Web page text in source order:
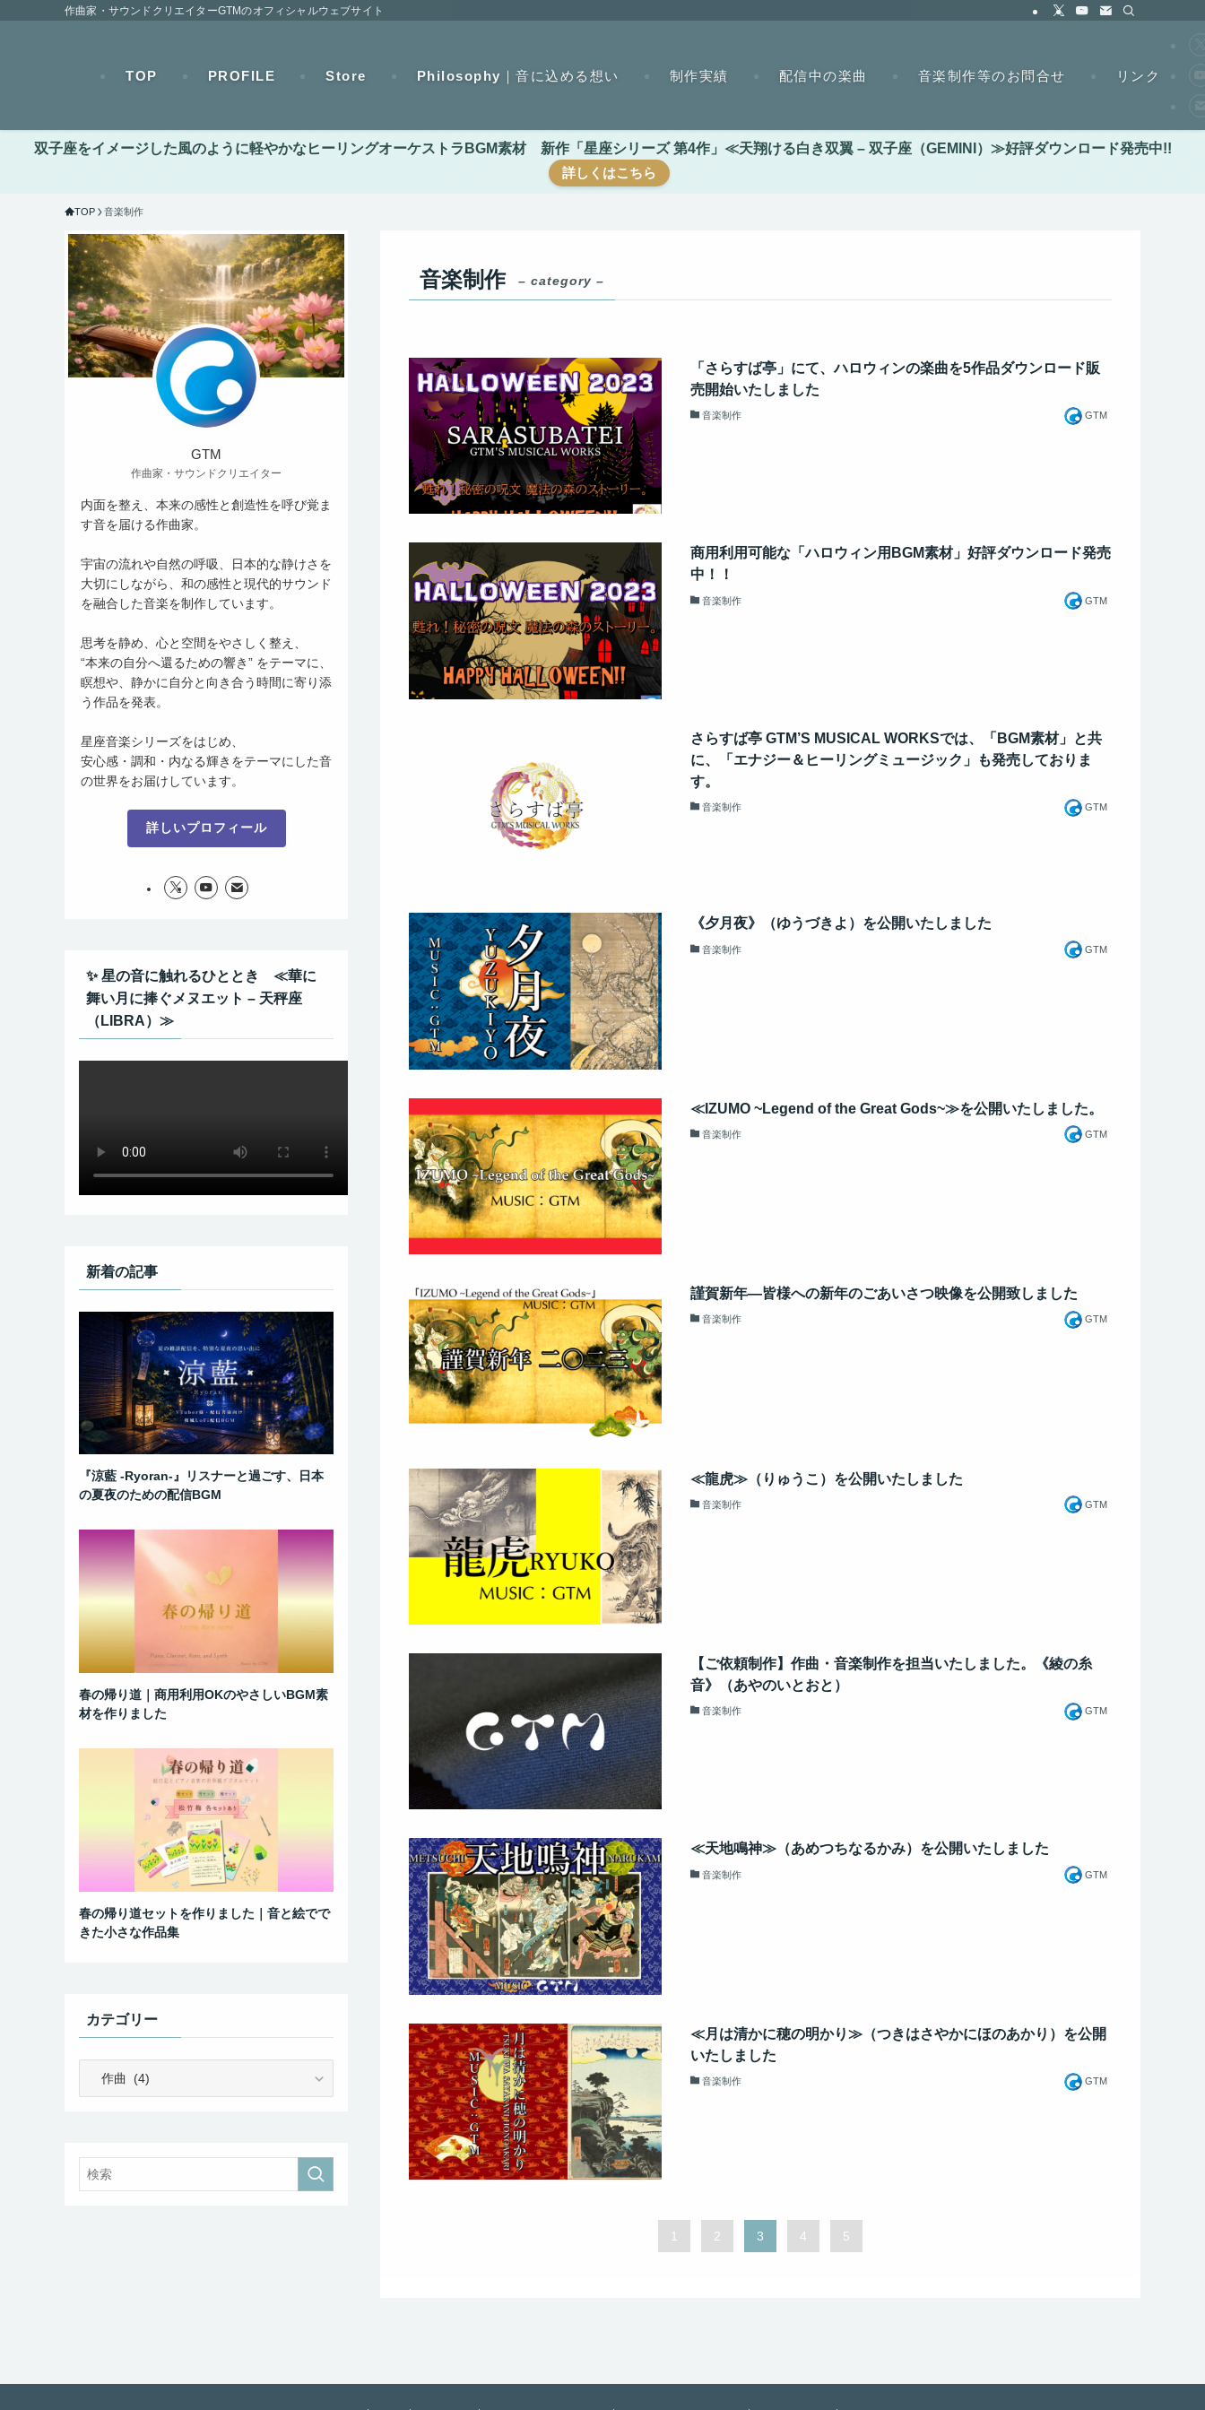
作曲家・サウンドクリエイターGTMのオフィシャルウェブサイト
TOP PROFILE Store Philosophy｜音に込める想い 制作実績 配信中の楽曲 音楽制作等のお問合せ リンク
双子座をイメージした風のように軽やかなヒーリングオーケストラBGM素材 新作「星座シリーズ 第4作」≪天翔ける白き双翼 – 双子座（GEMINI）≫好評ダウンロード発売中!!
詳しくはこちら
TOP 音楽制作
音楽制作 – category –
「さらすば亭」にて、ハロウィンの楽曲を5作品ダウンロード販
売開始いたしました
音楽制作 GTM
商用利用可能な「ハロウィン用BGM素材」好評ダウンロード発売
中！！
音楽制作 GTM
さらすば亭 GTM’S MUSICAL WORKSでは、「BGM素材」と共
に、「エナジー＆ヒーリングミュージック」も発売しておりま
す。
音楽制作 GTM
《夕月夜》（ゆうづきよ）を公開いたしました
音楽制作 GTM
≪IZUMO ~Legend of the Great Gods~≫を公開いたしました。
音楽制作 GTM
謹賀新年―皆様への新年のごあいさつ映像を公開致しました
音楽制作 GTM
≪龍虎≫（りゅうこ）を公開いたしました
音楽制作 GTM
【ご依頼制作】作曲・音楽制作を担当いたしました。《綾の糸
音》（あやのいとおと）
音楽制作 GTM
≪天地鳴神≫（あめつちなるかみ）を公開いたしました
音楽制作 GTM
≪月は清かに穂の明かり≫（つきはさやかにほのあかり）を公開
いたしました
音楽制作 GTM
1 2 3 4 5
GTM
作曲家・サウンドクリエイター
内面を整え、本来の感性と創造性を呼び覚ま
す音を届ける作曲家。
宇宙の流れや自然の呼吸、日本的な静けさを
大切にしながら、和の感性と現代的サウンド
を融合した音楽を制作しています。
思考を静め、心と空間をやさしく整え、
“本来の自分へ還るための響き” をテーマに、
瞑想や、静かに自分と向き合う時間に寄り添
う作品を発表。
星座音楽シリーズをはじめ、
安心感・調和・内なる輝きをテーマにした音
の世界をお届けしています。
詳しいプロフィール
✨ 星の音に触れるひととき ≪華に
舞い月に捧ぐメヌエット – 天秤座
（LIBRA）≫
新着の記事
『涼藍 -Ryoran-』リスナーと過ごす、日本
の夏夜のための配信BGM
春の帰り道｜商用利用OKのやさしいBGM素
材を作りました
春の帰り道セットを作りました｜音と絵でで
きた小さな作品集
カテゴリー